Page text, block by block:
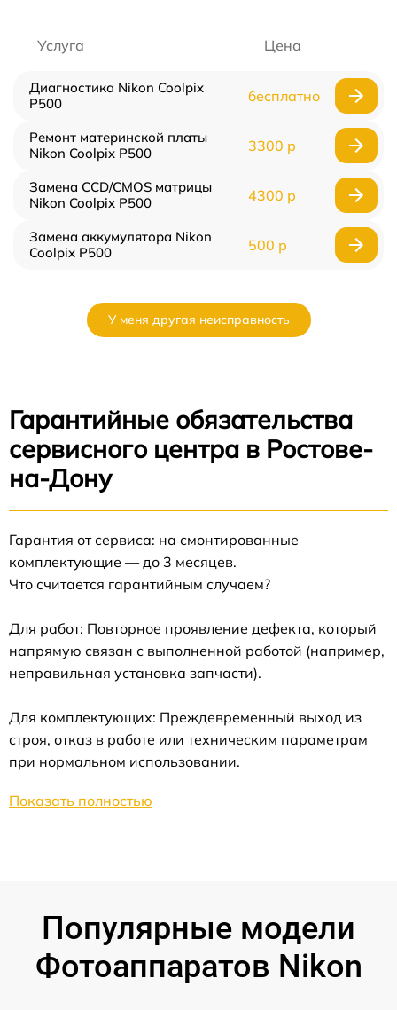
Услуга Цена
Диагностика Nikon Coolpix
P500
бесплатно
Ремонт материнской платы
Nikon Coolpix P500
3300 р
Замена CCD/CMOS матрицы
Nikon Coolpix P500
4300 р
Замена аккумулятора Nikon
Coolpix P500
500 р
У меня другая неисправность
Гарантийные обязательства
сервисного центра в Ростове-
на-Дону
Гарантия от сервиса: на смонтированные
комплектующие — до 3 месяцев.
Что считается гарантийным случаем?
Для работ: Повторное проявление дефекта, который
напрямую связан с выполненной работой (например,
неправильная установка запчасти).
Для комплектующих: Преждевременный выход из
строя, отказ в работе или техническим параметрам
при нормальном использовании.
Показать полностью
Популярные модели
Фотоаппаратов Nikon